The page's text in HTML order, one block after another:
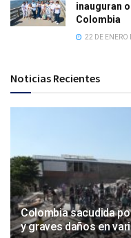
inauguran
Colombia
22 DE ENERO
Noticias Recientes
Colombia sacudida
y graves daños en